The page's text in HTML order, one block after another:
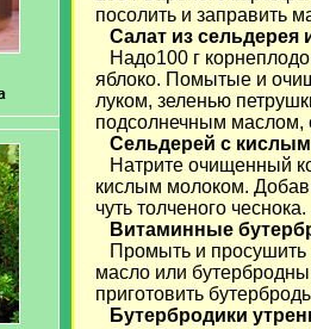
посолить и заправить
Салат из сельдерея
Надо100 г
яблоко. Помытые и
луком, зеленью
подсолнечным маслом,
Сельдерей с
Натрите очищенный
кислым молоком.
чуть толченого
Витаминные
Промыть и просушить
масло или
приготовить
Бутербродики